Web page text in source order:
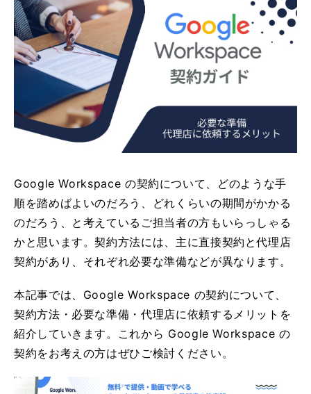
Google Workspace の契約について、どのような手
順を踏めばよいのだろう、どれくらいの期間がかかる
のだろう、と考えているご担当者の方もいらっしゃる
かと思います。契約方法には、主に直接契約と代理店
契約があり、それぞれ必要な準備などが異なります。
本記事では、Google Workspace の契約について、
契約方法・必要な準備・代理店に依頼するメリットを
紹介していきます。これから Google Workspace の
契約をお考えの方はぜひご検討ください。